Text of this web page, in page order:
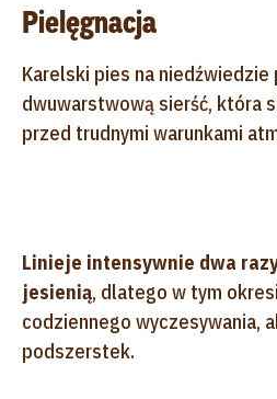
Pielęgnacja
Karelski pies na niedźwiedzie
dwuwarstwową sierść, która
przed trudnymi warunkami
Linieje intensywnie dwa
jesienią, dlatego w tym
codziennego wyczesywania,
podszerstek.